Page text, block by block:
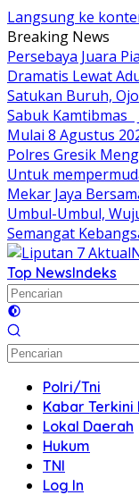
Langsung ke
Breaking News
Persebaya Juara
Dramatis Lewat
Satukan Buruh,
Sabuk Kamtibmas
Mulai 8 Agustus
Polres Gresik
Untuk
Mekar Jaya
Umbul-Umbul,
Semangat
Top NewsIndeks
Polri/Tni
Kabar Terkini
Lokal Daerah
Hukum
TNI
Log In